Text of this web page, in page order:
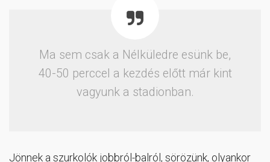
Ma sem csak a Nélküledre esünk be,
40-50 perccel a kezdés előtt már kint
vagyunk a stadionban.
Jönnek a szurkolók jobbról-balról, sörözünk, olyankor